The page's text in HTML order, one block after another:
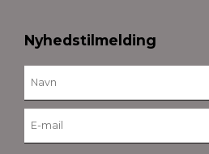
Nyhedstilmelding